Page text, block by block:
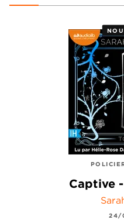
Captive
24/